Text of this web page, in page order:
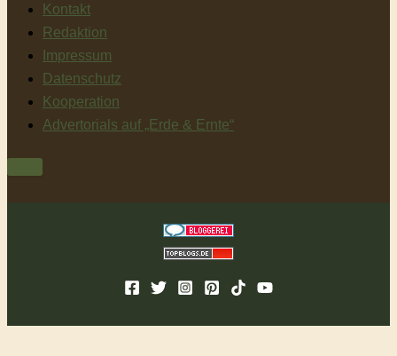
Kontakt
Redaktion
Impressum
Datenschutz
Kooperation
Advertorials auf „Erde & Ernte“